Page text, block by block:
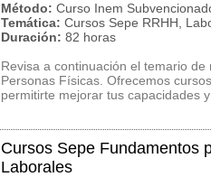
Método: Curso Inem
Temática: Cursos Sepe RRHH,
Duración: 82 horas
Revisa a continuación el temario
Personas Físicas. Ofrecemos
permitirte mejorar tus capacidades y
Cursos Sepe Fundamentos
Laborales